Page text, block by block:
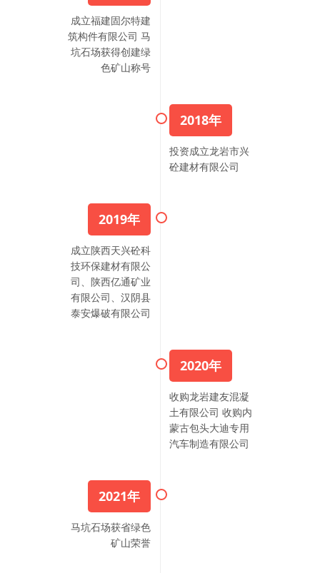
成立福建固尔特建
筑构件有限公司 马
坑石场获得创建绿
色矿山称号
2018年
投资成立龙岩市兴
砼建材有限公司
2019年
成立陕西天兴砼科
技环保建材有限公
司、陕西亿通矿业
有限公司、汉阴县
泰安爆破有限公司
2020年
收购龙岩建友混凝
土有限公司 收购内
蒙古包头大迪专用
汽车制造有限公司
2021年
马坑石场获省绿色
矿山荣誉